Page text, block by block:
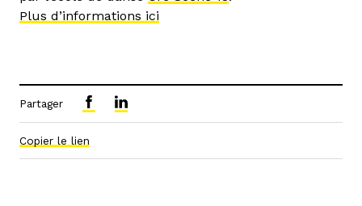
Plus d’informations ici
Partager
Copier le lien